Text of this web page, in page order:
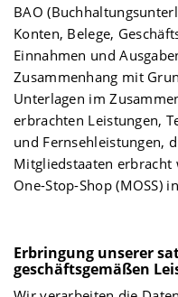
BAO
Konten, Belege,
Einnahmen und
Zusammenhang mit
Unterlagen im
erbrachten Leistungen,
und Fernsehleistungen,
Mitgliedstaaten
One-Stop-Shop (MOSS)
Erbringung unserer
geschäftsgemäßen